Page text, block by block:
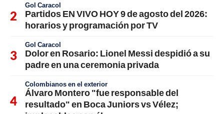
Gol Caracol
Partidos EN VIVO HOY 9 de agosto del 2026:
horarios y programación por TV
Gol Caracol
Dolor en Rosario: Lionel Messi despidió a su
padre en una ceremonia privada
Colombianos en el exterior
Álvaro Montero "fue responsable del
resultado" en Boca Juniors vs Vélez;